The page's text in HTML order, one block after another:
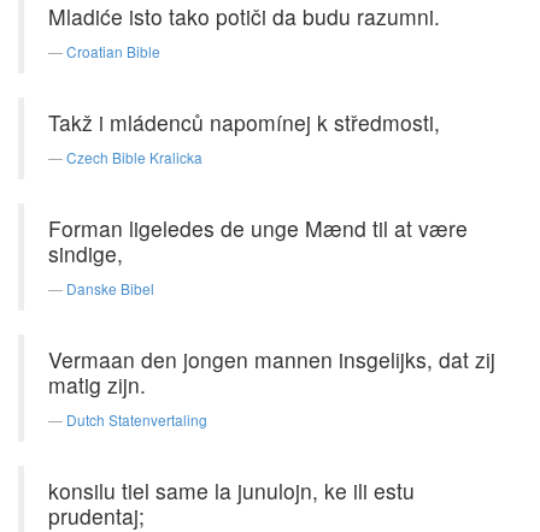
Mladiće isto tako potiči da budu razumni.
Croatian Bible
Takž i mládenců napomínej k středmosti,
Czech Bible Kralicka
Forman ligeledes de unge Mænd til at være
sindige,
Danske Bibel
Vermaan den jongen mannen insgelijks, dat zij
matig zijn.
Dutch Statenvertaling
konsilu tiel same la junulojn, ke ili estu
prudentaj;